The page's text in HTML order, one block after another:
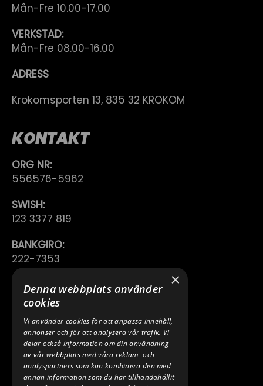
Mån-Fre 10.00-17.00
VERKSTAD:
Mån-Fre 08.00-16.00
ADRESS
Krokomsporten 13, 835 32 KROKOM
KONTAKT
ORG NR:
556576-5962
SWISH:
123 3377 819
BANKGIRO:
222-7353
TELEFON:
0640 200 50
E-POST:
INFO@SPEEDSHOPEN.SE
ÅNGRA MITT KÖP
×
Denna webbplats använder
cookies
Vi använder cookies för att anpassa innehåll,
annonser och för att analysera vår trafik. Vi
delar också information om din användning
av vår webbplats med våra reklam- och
analyspartners som kan kombinera den med
annan information som du har tillhandahållit